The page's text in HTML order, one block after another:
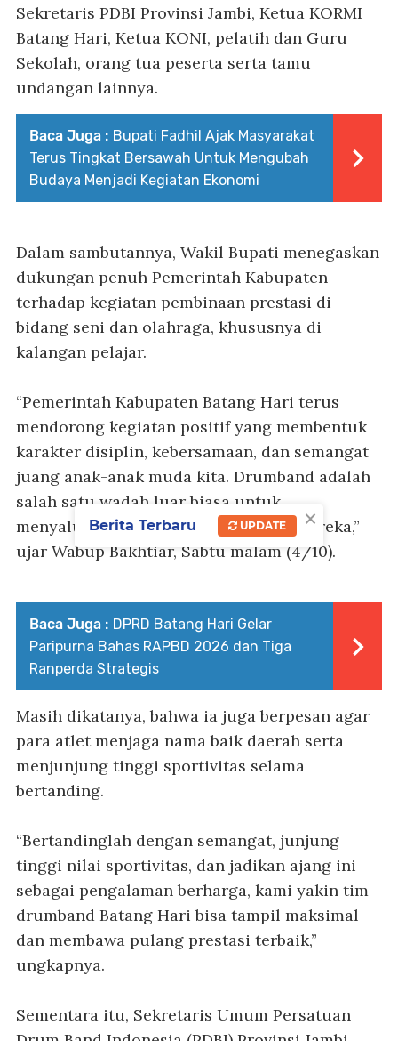
Sekretaris PDBI Provinsi Jambi, Ketua KORMI
Batang Hari, Ketua KONI, pelatih dan Guru
Sekolah, orang tua peserta serta tamu
undangan lainnya.
Baca Juga : Bupati Fadhil Ajak Masyarakat
Terus Tingkat Bersawah Untuk Mengubah
Budaya Menjadi Kegiatan Ekonomi
Dalam sambutannya, Wakil Bupati menegaskan
dukungan penuh Pemerintah Kabupaten
terhadap kegiatan pembinaan prestasi di
bidang seni dan olahraga, khususnya di
kalangan pelajar.
“Pemerintah Kabupaten Batang Hari terus
mendorong kegiatan positif yang membentuk
karakter disiplin, kebersamaan, dan semangat
juang anak-anak muda kita. Drumband adalah
salah satu wadah luar biasa untuk
menyalurkan energi dan kreativitas mereka,”
ujar Wabup Bakhtiar, Sabtu malam (4/10).
Baca Juga : DPRD Batang Hari Gelar
Paripurna Bahas RAPBD 2026 dan Tiga
Ranperda Strategis
Masih dikatanya, bahwa ia juga berpesan agar
para atlet menjaga nama baik daerah serta
menjunjung tinggi sportivitas selama
bertanding.
“Bertandinglah dengan semangat, junjung
tinggi nilai sportivitas, dan jadikan ajang ini
sebagai pengalaman berharga, kami yakin tim
drumband Batang Hari bisa tampil maksimal
dan membawa pulang prestasi terbaik,”
ungkapnya.
Sementara itu, Sekretaris Umum Persatuan
×
Berita Terbaru UPDATE